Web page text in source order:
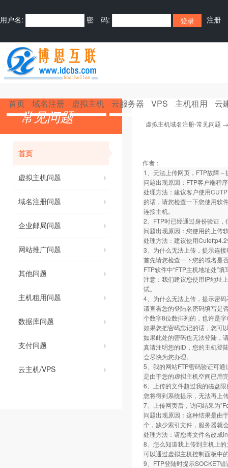
用户名: 密 码: 注册
首页 域名注册 虚拟主机 云服务器 VPS 主机租用 云
常见问题
首页
虚拟主机问题
域名注册问题
企业邮局问题
网站推广问题
其他问题
主机租用问题
数据库问题
支付问题
云主机/VPS
虚拟主机域名注册-常见问题
作者：
1、无法上传网页，FTP故障－
问题出现原因：FTP客户端程
处理方法：建议客户使用
的话，请您检查一下您使用软
连接主机。
2、FTP时已经通过身份验证，
问题出现原因：您使用的上传
处理方法：建议使用
3、为什么无法上传，提示连
首先请您检查一下您的域名是
FTP软件中“FTP主机地址处”
注意：我们建议您使用IP地址
试。
4、为什么无法上传，提示密
请查看您的登陆名密码填写是
个数字8位数排列的，也许是
如果您把密码忘记的话，您可
如果此处的密码也无法登陆，
真请注明您的ID，您的主机登
会尽快为您办理。
5、我的网站FTP密码验证可
是由于您的虚拟主机空间已用
6、上传的文件超过我的磁盘
您将得到系统提示，无法再上
7、上传网页后，访问结果为
问题出现原因：这种结果是由
个，缺少索引文件，服务器就
处理方法：请您将文件名改成
8、怎么知道我上传到主机上
可以通过虚拟主机控制面板中
9、FTP登陆时提示SOCKET错